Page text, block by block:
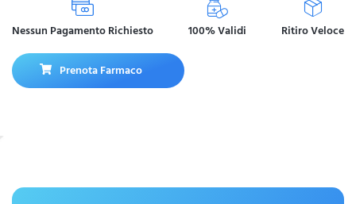
Nessun Pagamento Richiesto 100% Validi Ritiro Veloce
Prenota Farmaco